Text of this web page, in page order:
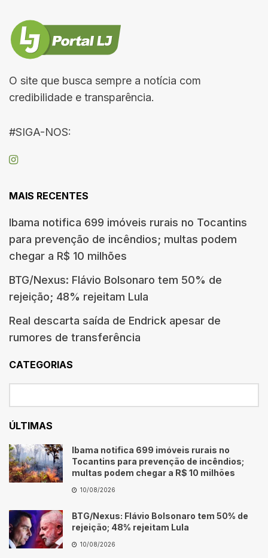
O site que busca sempre a notícia com
credibilidade e transparência.
#SIGA-NOS:
MAIS RECENTES
Ibama notifica 699 imóveis rurais no Tocantins
para prevenção de incêndios; multas podem
chegar a R$ 10 milhões
BTG/Nexus: Flávio Bolsonaro tem 50% de
rejeição; 48% rejeitam Lula
Real descarta saída de Endrick apesar de
rumores de transferência
CATEGORIAS
ÚLTIMAS
Ibama notifica 699 imóveis rurais no
Tocantins para prevenção de incêndios;
multas podem chegar a R$ 10 milhões
10/08/2026
BTG/Nexus: Flávio Bolsonaro tem 50% de
rejeição; 48% rejeitam Lula
10/08/2026